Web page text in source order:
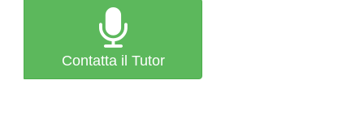
Contatta il Tutor